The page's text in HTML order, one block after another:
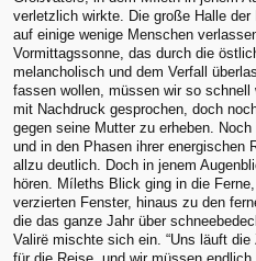
verletzlich wirkte. Die große Halle der
auf einige wenige Menschen
Vormittagssonne, das durch die
melancholisch und dem Verfall
fassen wollen, müssen wir so schnell
mit Nachdruck gesprochen, doch
gegen seine Mutter zu erheben.
und in den Phasen ihrer energischen
allzu deutlich. Doch in jenem
hören. Míleths Blick ging in die
verzierten Fenster, hinaus zu den
die das ganze Jahr über
Valirë mischte sich ein. “Uns läuft